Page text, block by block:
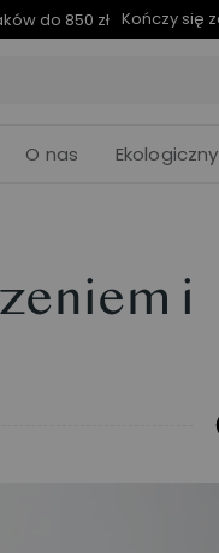
zł Kończy się za 11d
O nas Ekologiczny
i